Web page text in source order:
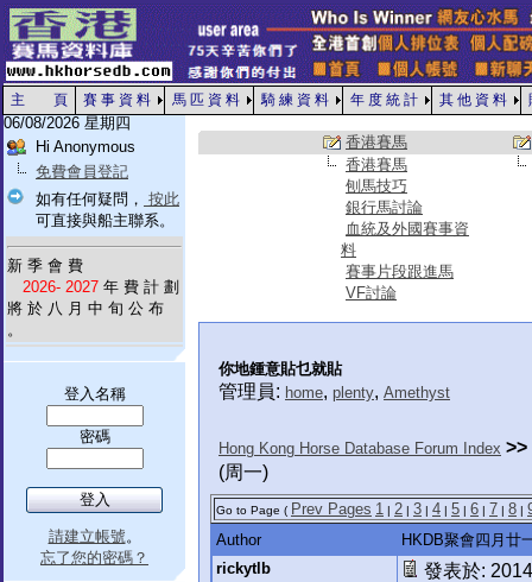
主 頁 賽 事 資 料 馬 匹 資 料 騎 練 資 料 年 度 統 計 其 他 資 料
06/08/2026 星期四
Hi Anonymous
免費會員登記
如有任何疑問， 按此
可直接與船主聯系。
新 季 會 費
2026- 2027 年 費 計 劃
將 於 八 月 中 旬 公 布
。
登入名稱
密碼
請建立帳號。
忘了您的密碼？
香港賽馬
香港賽馬
刨馬技巧
銀行馬討論
血統及外國賽事資
料
賽事片段跟進馬
VF討論
你地鍾意貼乜就貼
管理員: home, plenty, Amethyst
Hong Kong Horse Database Forum Index >>
(周一)
Go to Page ( Prev Pages 1 | 2 | 3 | 4 | 5 | 6 | 7 | 8 |
Author
HKDB聚會四月廿
rickytlb
發表於: